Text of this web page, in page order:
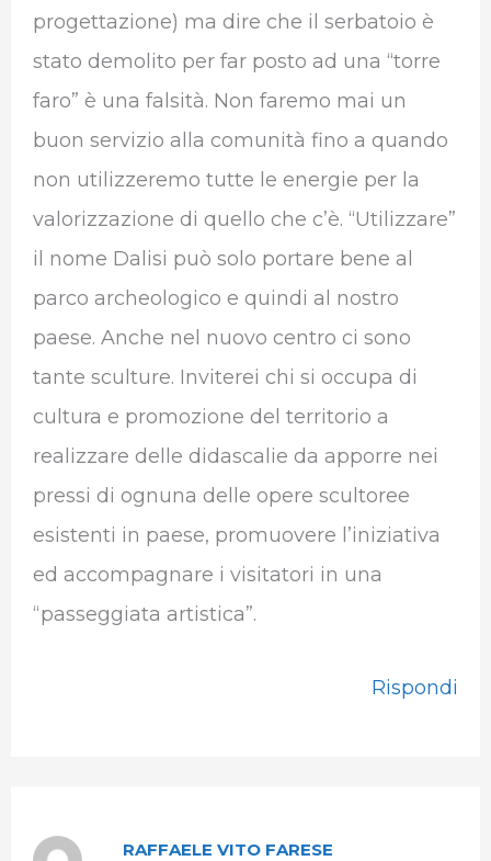
progettazione) ma dire che il serbatoio è
stato demolito per far posto ad una “torre
faro” è una falsità. Non faremo mai un
buon servizio alla comunità fino a quando
non utilizzeremo tutte le energie per la
valorizzazione di quello che c’è. “Utilizzare”
il nome Dalisi può solo portare bene al
parco archeologico e quindi al nostro
paese. Anche nel nuovo centro ci sono
tante sculture. Inviterei chi si occupa di
cultura e promozione del territorio a
realizzare delle didascalie da apporre nei
pressi di ognuna delle opere scultoree
esistenti in paese, promuovere l’iniziativa
ed accompagnare i visitatori in una
“passeggiata artistica”.
Rispondi
RAFFAELE VITO FARESE